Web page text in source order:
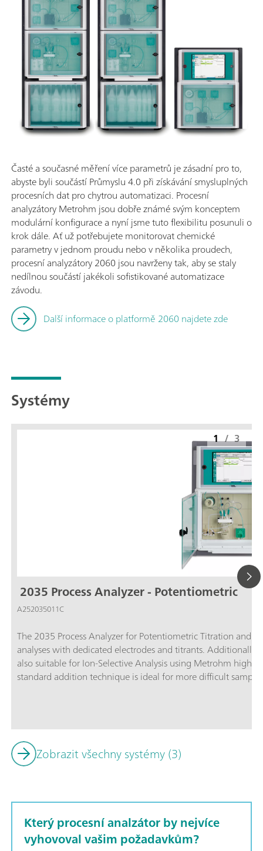
Časté a současné měření více parametrů je zásadní pro to,
abyste byli součástí Průmyslu 4.0 při získávání smysluplných
procesních dat pro chytrou automatizaci. Procesní
analyzátory Metrohm jsou dobře známé svým konceptem
modulární konfigurace a nyní jsme tuto flexibilitu posunuli o
krok dále. Ať už potřebujete monitorovat chemické
parametry v jednom proudu nebo v několika proudech,
procesní analyzátory 2060 jsou navrženy tak, aby se staly
nedílnou součástí jakékoli sofistikované automatizace
závodu.
Další informace o platformě 2060 najdete zde
Systémy
2035 Process Analyzer - Potentiometric
A252035011C
The 2035 Process Analyzer for Potentiometric Titration and
analyses with dedicated electrodes and titrants. Additionally,
also suitable for Ion-Selective Analysis using Metrohm high
standard addition technique is ideal for more difficult
concentrations in plating baths.Titration is one of the most
today. The technique is straightforward with no need for
this configuration:Potentiometric titration; Colorimetric
determination based on the Karl Fischer titration method;
1 / 3
Zobrazit všechny systémy (3)
Který procesní analzátor by nejvíce
vyhovoval vašim požadavkům?